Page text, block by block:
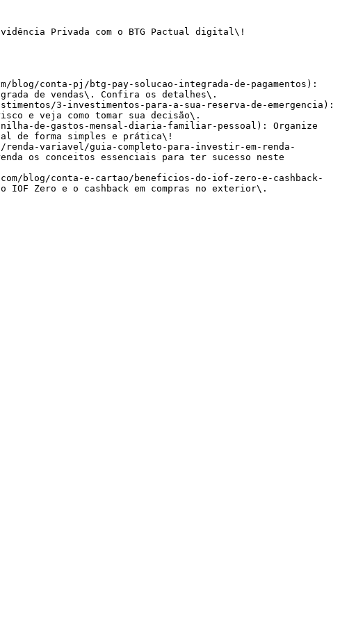
Privada com o BTG Pactual digital\!
blog/conta-pj/btg-pay-solucao-integrada-de-pagamentos):
de vendas\. Confira os detalhes\.
3-investimentos-para-a-sua-reserva-de-emergencia):
e veja como tomar sua decisão\.
de-gastos-mensal-diaria-familiar-pessoal): Organize
de forma simples e prática\!
variavel/guia-completo-para-investir-em-renda-
os conceitos essenciais para ter sucesso neste
blog/conta-e-cartao/beneficios-do-iof-zero-e-cashback-
Zero e o cashback em compras no exterior\.